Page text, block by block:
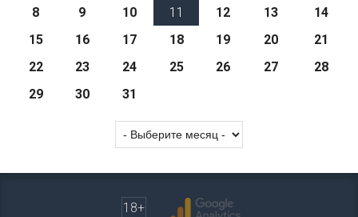
8
9 10 11 12 13
14
15
16 17 18 19 20
21
22
23 24 25 26 27
28
29
30 31
18+